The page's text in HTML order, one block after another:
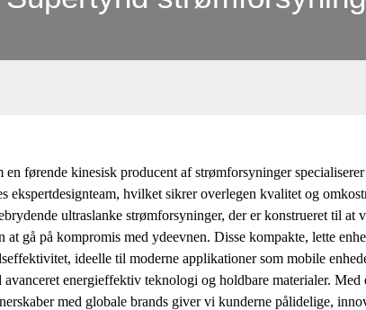
en førende kinesisk producent af strømforsyninger
ekspertdesignteam, hvilket sikrer overlegen kvalitet og
ultraslanke strømforsyninger, der er konstrueret til
at gå på kompromis med ydeevnen. Disse kompakte, lette
ideelle til moderne applikationer som mobile
avanceret energieffektiv teknologi og holdbare materialer.
med globale brands giver vi kunderne pålidelige,